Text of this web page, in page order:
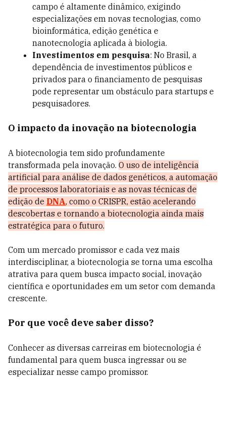
campo é altamente dinâmico, exigindo
especializações em novas tecnologias, como
bioinformática, edição genética e
nanotecnologia aplicada à biologia.
Investimentos em pesquisa: No Brasil, a
dependência de investimentos públicos e
privados para o financiamento de pesquisas
pode representar um obstáculo para startups e
pesquisadores.
O impacto da inovação na biotecnologia
A biotecnologia tem sido profundamente
transformada pela inovação. O uso de inteligência
artificial para análise de dados genéticos, a automação
de processos laboratoriais e as novas técnicas de
edição de DNA, como o CRISPR, estão acelerando
descobertas e tornando a biotecnologia ainda mais
estratégica para o futuro.
Com um mercado promissor e cada vez mais
interdisciplinar, a biotecnologia se torna uma escolha
atrativa para quem busca impacto social, inovação
científica e oportunidades em um setor com demanda
crescente.
Por que você deve saber disso?
Conhecer as diversas carreiras em biotecnologia é
fundamental para quem busca ingressar ou se
especializar nesse campo promissor.